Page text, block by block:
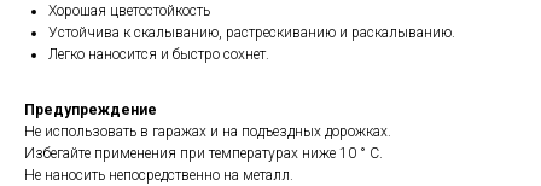
Хорошая цветостойкость
Устойчива к скалыванию, растрескиванию и раскалыванию.
Легко наносится и быстро сохнет.
Предупреждение
Не использовать в гаражах и на подъездных дорожках.
Избегайте применения при температурах ниже 10 ° C.
Не наносить непосредственно на металл.